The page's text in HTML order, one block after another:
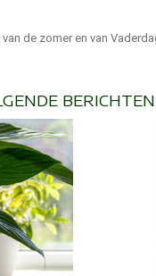
de zomer en van
BERICHTEN: